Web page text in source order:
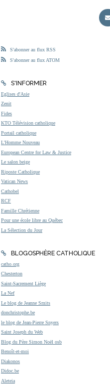
S'abonner au flux RSS
S'abonner au flux ATOM
S'INFORMER
Eglises d'Asie
Zenit
Fides
KTO Télévision catholique
Portail catholique
L'Homme Nouveau
European Centre for Law & Justice
Le salon beige
Riposte Catholique
Vatican News
Cathobel
RCF
Famille Chrétienne
Pour une école libre au Québec
La Sélection du Jour
BLOGOSPHÈRE CATHOLIQUE
catho.org
Chesterton
Saint-Sacrement Liège
La Nef
Le blog de Jeanne Smits
donchristophe.be
le blog de Jean-Pierre Snyers
Saint Joseph du Web
Blog du Père Simon Noël osb
Benoît-et-moi
Diakonos
Didoc.be
Aleteia